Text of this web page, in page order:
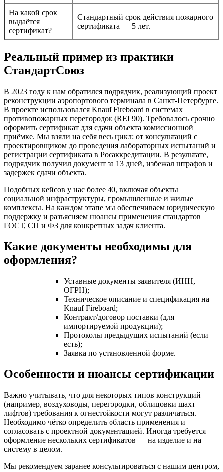
На какой срок
выдаётся
сертификат?
Стандартный срок действия пожарного
сертификата — 5 лет.
Реальный пример из практики
СтандартСоюз
В 2023 году к нам обратился подрядчик, реализующий проект
реконструкции аэропортового терминала в Санкт-Петербурге.
В проекте использовался Knauf Fireboard в системах
противопожарных перегородок (REI 90). Требовалось срочно
оформить сертификат для сдачи объекта комиссионной
приёмке. Мы взяли на себя весь цикл: от консультаций с
проектировщиком до проведения лабораторных испытаний и
регистрации сертификата в Росаккредитации. В результате,
подрядчик получил документ за 13 дней, избежал штрафов и
задержек сдачи объекта.
Подобных кейсов у нас более 40, включая объекты
социальной инфраструктуры, промышленные и жилые
комплексы. На каждом этапе мы обеспечиваем юридическую
поддержку и разъясняем нюансы применения стандартов
ГОСТ, СП и ФЗ для конкретных задач клиента.
Какие документы необходимы для
оформления?
Уставные документы заявителя (ИНН,
ОГРН);
Техническое описание и спецификация на
Knauf Fireboard;
Контракт/договор поставки (для
импортируемой продукции);
Протоколы предыдущих испытаний (если
есть);
Заявка по установленной форме.
Особенности и нюансы сертификации
Важно учитывать, что для некоторых типов конструкций
(например, воздуховоды, перегородки, облицовки шахт
лифтов) требования к огнестойкости могут различаться.
Необходимо чётко определить область применения и
согласовать с проектной документацией. Иногда требуется
оформление нескольких сертификатов — на изделие и на
систему в целом.
Мы рекомендуем заранее консультироваться с нашим центром,